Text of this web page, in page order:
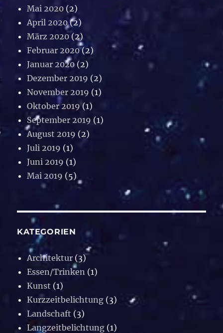
Mai 2020 (2)
April 2020(2)
März 2020(2)
Februar 2020(2)
Januar 2020 (2)
Dezember 2019 (2)
November 2019 (1)
Oktober 2019(1)
September 2019 (1)
August 2019 (2)
Juli 2019 (1)
Juni 2019 (1)
Mai 2019 (5)
KATEGORIEN
Architektur (3)
Essen/Trinken (1)
Kunst (1)
Kurzzeitbelichtung (3)
Landschaft (3)
Langzeitbelichtung (1)